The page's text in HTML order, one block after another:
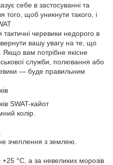
себе в застосуванні та
того, щоб уникнути такого, і
черевики недорого в
вашу увагу на те, що
вам потрібне якісне
служби, полювання або
— буде правильним
SWAT-кайот
колір.
зчеплення з землею.
°C, а за невеликих морозів